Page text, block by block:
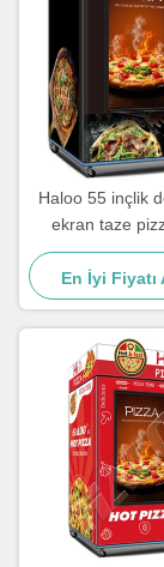
Haloo 55 inçlik
ekran taze
makinesi Renkli
panel
En İyi Fiyatı